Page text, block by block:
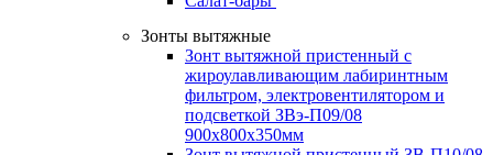
Зонты вытяжные
Зонт вытяжной пристенный с
жироулавливающим лабиринтным
фильтром, электровентилятором и
подсветкой ЗВэ-П09/08
900х800х350мм